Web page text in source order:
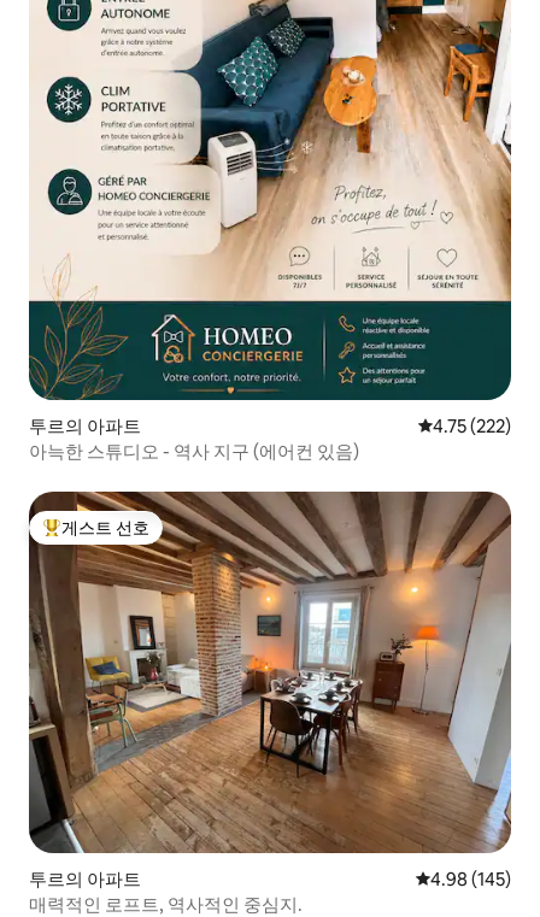
투르의 아파트 평점 4.75점(5
4.75 (222)
아늑한 스튜디오 - 역사 지구 (에어컨 있음)
상위 게스트 선호
게스트 선호
투르의 아파트 평점 4.98점(5
4.98 (145)
매력적인 로프트, 역사적인 중심지.